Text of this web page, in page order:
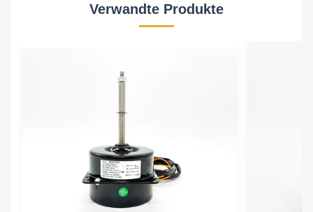
Verwandte Produkte